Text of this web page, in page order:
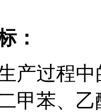
：
产过程
甲苯、